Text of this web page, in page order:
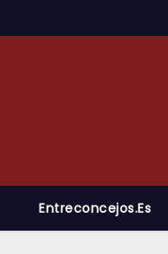
Entreconcejos.es